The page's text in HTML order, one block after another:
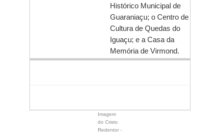
Histórico Municipal de
Guaraniaçu; o Centro de
Cultura de Quedas do
Iguaçu; e a Casa da
Memória de Virmond.
Imagem
do Cristo
Redentor -